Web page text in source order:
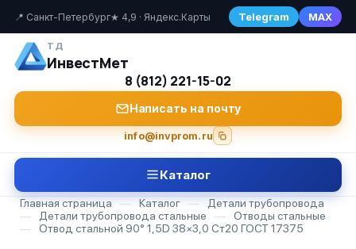
📍 Санкт-Петербург★ 4,9 · Яндекс.Карты Telegram MAX
ТД
ИнвестМет
8 (812) 221-15-02
Написать на почту
info@invprom.ru
Каталог
Главная страница — Каталог —
Детали трубопровода
—
Детали трубопровода стальные —
Отводы стальные
—
Отвод стальной 90° 1,5D 38×3,0 Ст20 ГОСТ 17375